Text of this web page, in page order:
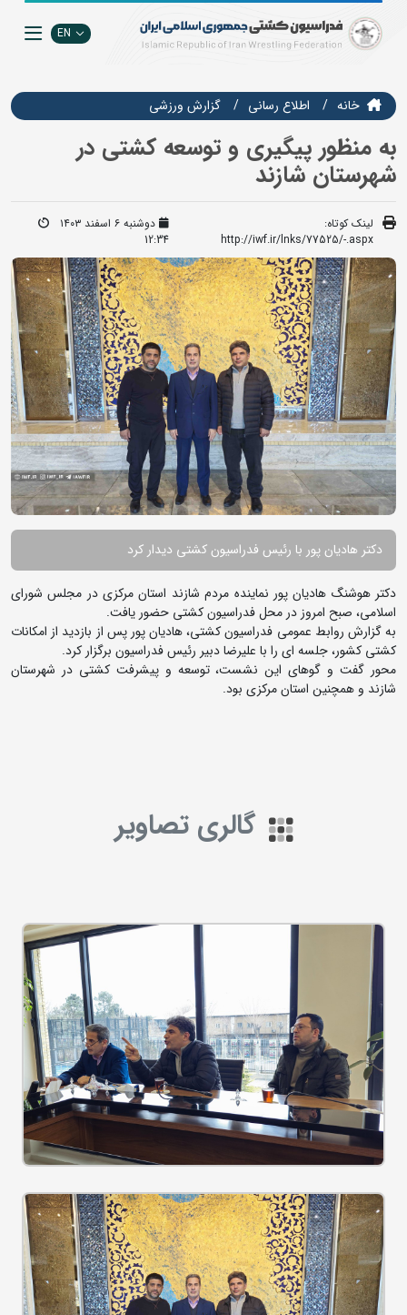
EN
خانه اطلاع رسانی گزارش ورزشی
به منظور پیگیری و توسعه کشتی در
شهرستان شازند
لینک کوتاه:
http://iwf.ir/lnks/77525/-.aspx
دوشنبه ۶ اسفند ۱۴۰۳
12:34
دکتر هادیان پور با رئیس فدراسیون کشتی دیدار کرد
دکتر هوشنگ هادیان پور نماینده مردم شازند استان مرکزی در مجلس شورای
اسلامی، صبح امروز در محل فدراسیون کشتی حضور یافت.
به گزارش روابط عمومی فدراسیون کشتی، هادیان پور پس از بازدید از امکانات
کشتی کشور، جلسه ای را با علیرضا دبیر رئیس فدراسیون برگزار کرد.
محور گفت و گوهای این نشست، توسعه و پیشرفت کشتی در شهرستان
شازند و همچنین استان مرکزی بود.
گالری تصاویر